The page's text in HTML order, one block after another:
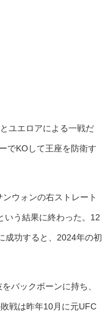
ユエロアによる一戦だ
でKOして王座を防衛す
ウォンの右ストレート
いう結果に終わった。12
成功すると、2024年の初
バックボーンに持ち、
戦は昨年10月に元UFC